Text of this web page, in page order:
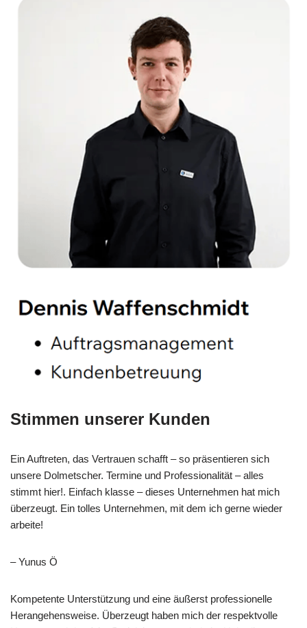
Stimmen unserer Kunden
Ein Auftreten, das Vertrauen schafft – so präsentieren sich
unsere Dolmetscher. Termine und Professionalität – alles
stimmt hier!. Einfach klasse – dieses Unternehmen hat mich
überzeugt. Ein tolles Unternehmen, mit dem ich gerne wieder
arbeite!
– Yunus Ö
Kompetente Unterstützung und eine äußerst professionelle
Herangehensweise. Überzeugt haben mich der respektvolle